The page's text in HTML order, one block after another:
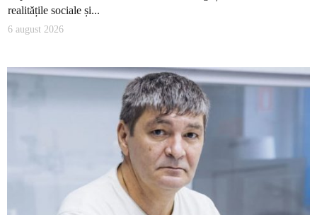
realitățile sociale și...
6 august 2026